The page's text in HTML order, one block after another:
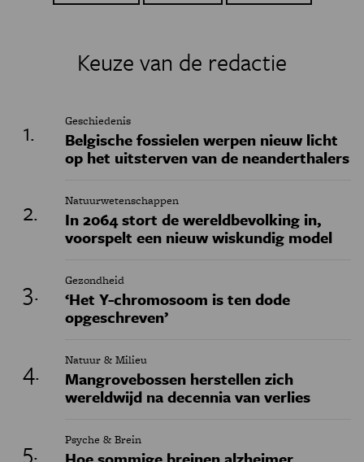
Keuze van de redactie
Geschiedenis
Belgische fossielen werpen nieuw licht
op het uitsterven van de neanderthalers
Natuurwetenschappen
In 2064 stort de wereldbevolking in,
voorspelt een nieuw wiskundig model
Gezondheid
‘Het Y-chromosoom is ten dode
opgeschreven’
Natuur & Milieu
Mangrovebossen herstellen zich
wereldwijd na decennia van verlies
Psyche & Brein